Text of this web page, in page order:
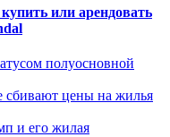
или арендовать
полуосновной
сбивают цены на жилья
и его жилая